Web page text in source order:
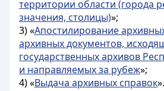
территории области (города
значения, столицы)»;
3) «Апостилирование
архивных документов,
государственных архивов
и направляемых за рубеж»;
4) «Выдача архивных справок».